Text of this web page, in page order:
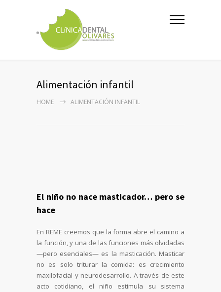
Alimentación infantil
HOME ALIMENTACIÓN INFANTIL
El niño no nace masticador… pero se
hace
En REME creemos que la forma abre el camino a
la función, y una de las funciones más olvidadas
—pero esenciales— es la masticación. Masticar
no es solo triturar la comida: es crecimiento
maxilofacial y neurodesarrollo. A través de este
acto cotidiano, el niño estimula su sistema